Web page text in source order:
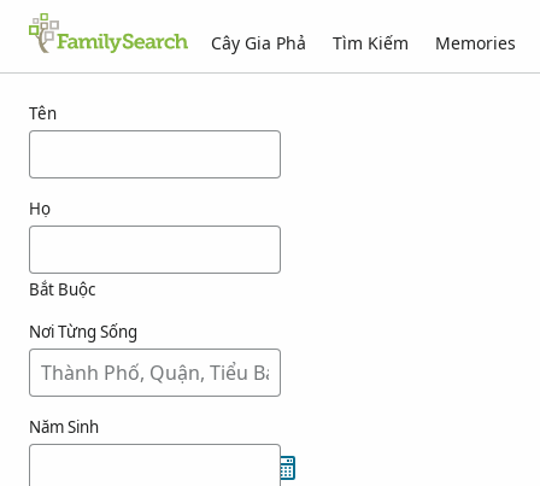
Cây Gia Phả Tìm Kiếm Memories
Tên
Họ
Bắt Buộc
Nơi Từng Sống
Năm Sinh